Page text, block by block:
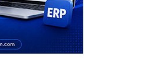
mükemmel insan…